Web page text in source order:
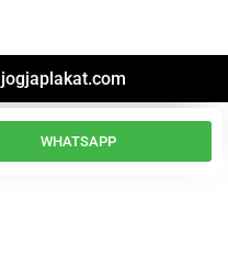
jogjaplakat.com
WHATSAPP